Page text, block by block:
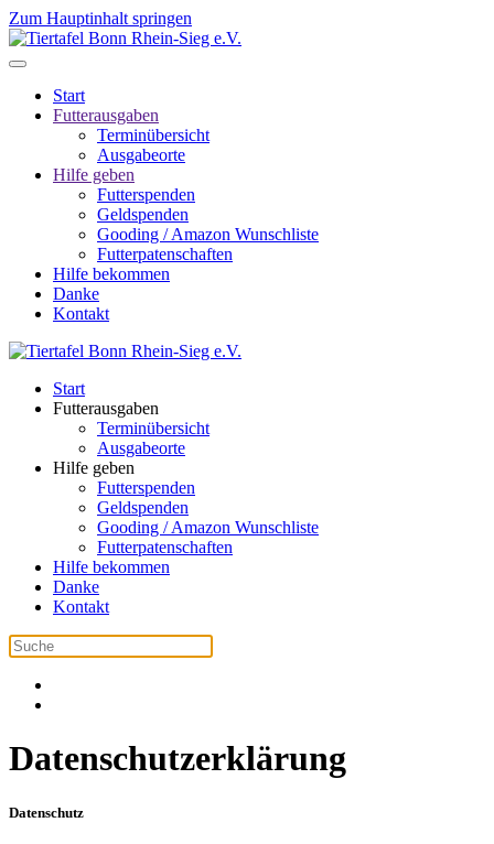
Zum Hauptinhalt springen
Start
Futterausgaben
Terminübersicht
Ausgabeorte
Hilfe geben
Futterspenden
Geldspenden
Gooding / Amazon Wunschliste
Futterpatenschaften
Hilfe bekommen
Danke
Kontakt
Start
Futterausgaben
Terminübersicht
Ausgabeorte
Hilfe geben
Futterspenden
Geldspenden
Gooding / Amazon Wunschliste
Futterpatenschaften
Hilfe bekommen
Danke
Kontakt
Datenschutzerklärung
Datenschutz